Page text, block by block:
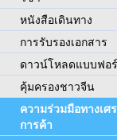
หนังสือเดินทาง
การรับรองเอกสาร
ดาวน์โหลดแบบฟอ
คุ้มครองชาวจีน
ความร่วมมือทางเศ
การค้า